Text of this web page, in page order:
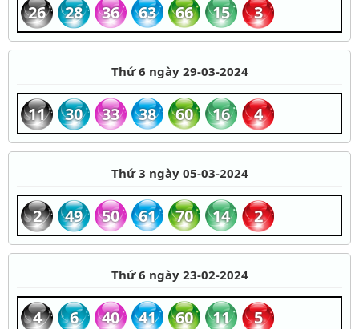
26 28 36 63 66 15 3
Thứ 6 ngày 29-03-2024
11 30 33 38 60 16 4
Thứ 3 ngày 05-03-2024
2 49 50 61 70 14 2
Thứ 6 ngày 23-02-2024
4 6 40 41 60 11 5